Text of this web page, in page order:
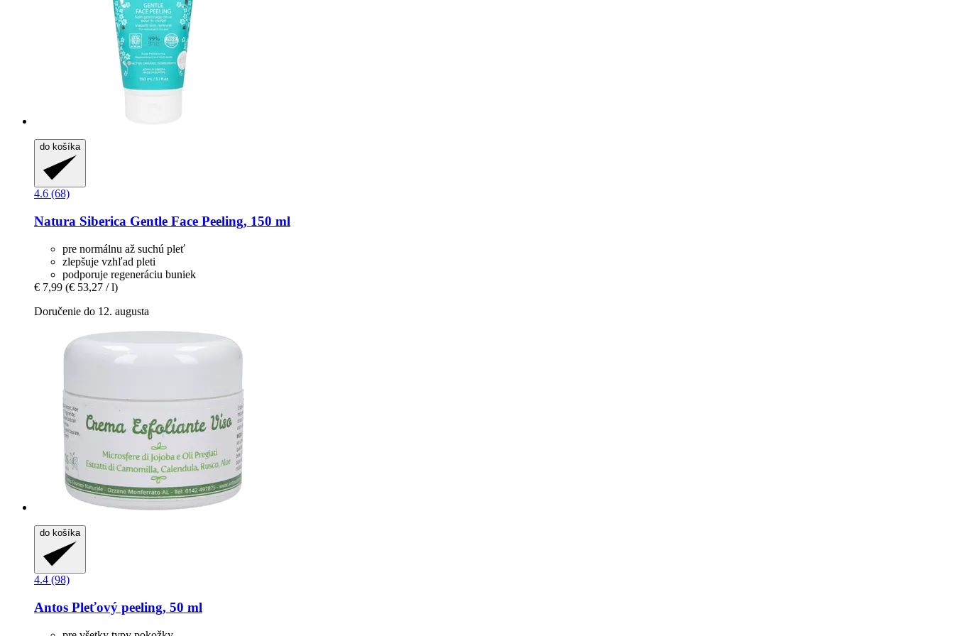
do košíka
4.6 (68)
Natura Siberica Gentle Face Peeling, 150 ml
pre normálnu až suchú pleť
zlepšuje vzhľad pleti
podporuje regeneráciu buniek
€ 7,99 (€ 53,27 / l)
Doručenie do 12. augusta
do košíka
4.4 (98)
Antos Pleťový peeling, 50 ml